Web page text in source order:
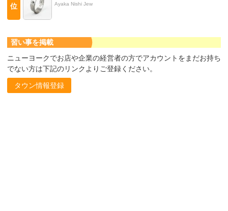
位
Ayaka Nishi Jew
習い事を掲載
ニューヨークでお店や企業の経営者の方でアカウントをまだお持ち
でない方は下記のリンクよりご登録ください。
タウン情報登録